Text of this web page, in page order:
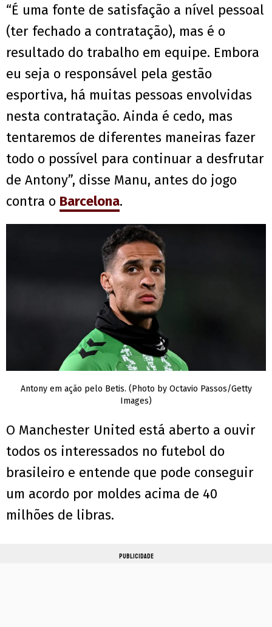
“É uma fonte de satisfação a nível pessoal
(ter fechado a contratação), mas é o
resultado do trabalho em equipe. Embora
eu seja o responsável pela gestão
esportiva, há muitas pessoas envolvidas
nesta contratação. Ainda é cedo, mas
tentaremos de diferentes maneiras fazer
todo o possível para continuar a desfrutar
de Antony”, disse Manu, antes do jogo
contra o Barcelona.
Antony em ação pelo Betis. (Photo by Octavio Passos/Getty
Images)
O Manchester United está aberto a ouvir
todos os interessados no futebol do
brasileiro e entende que pode conseguir
um acordo por moldes acima de 40
milhões de libras.
PUBLICIDADE